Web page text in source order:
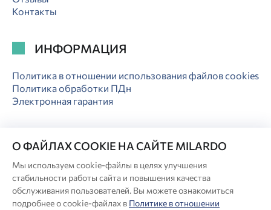
Контакты
ИНФОРМАЦИЯ
Политика в отношении использования файлов cookies
Политика обработки ПДн
Электронная гарантия
© Milardo
Разработка сайта:
О ФАЙЛАХ COOKIE НА САЙТЕ MILARDO
Мы используем cookie-файлы в целях улучшения
стабильности работы сайта и повышения качества
обслуживания пользователей. Вы можете ознакомиться
подробнее о cookie-файлах в Политике в отношении